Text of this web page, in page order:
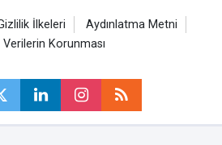
İlkeleri
Aydınlatma Metni
Verilerin Korunması